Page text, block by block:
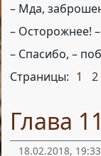
– Мда,
– Осторожнее!
– Спасибо, –
Страницы: 1 2
Глава
18.02.2018,